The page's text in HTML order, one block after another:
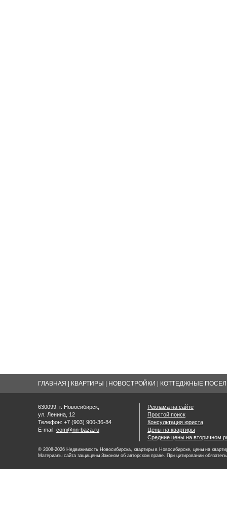
ГЛАВНАЯ КВАРТИРЫ НОВОСТРОЙКИ КОТТЕДЖНЫЕ
630099, г. Новосибирск,
ул. Ленина, 12
Телефон: +7 (903) 900-36-84
E-mail: com@nn-baza.ru
Реклама на сайте
Простой поиск
Консультация юриста
Цены на квартиры
Средние цены на вторичном
© 2008-2026 Недвижимость Новосибирска, квартиры в Новосибирске, цены на
Материалы сайта защищены Законом об авторском праве. При цитировании